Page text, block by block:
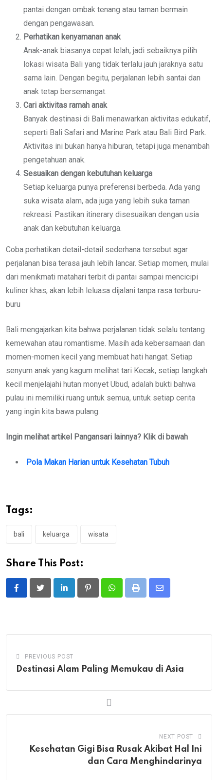
pantai dengan ombak tenang atau taman bermain
dengan pengawasan.
Perhatikan kenyamanan anak
Anak-anak biasanya cepat lelah, jadi sebaiknya pilih
lokasi wisata Bali yang tidak terlalu jauh jaraknya satu
sama lain. Dengan begitu, perjalanan lebih santai dan
anak tetap bersemangat.
Cari aktivitas ramah anak
Banyak destinasi di Bali menawarkan aktivitas edukatif,
seperti Bali Safari and Marine Park atau Bali Bird Park.
Aktivitas ini bukan hanya hiburan, tetapi juga menambah
pengetahuan anak.
Sesuaikan dengan kebutuhan keluarga
Setiap keluarga punya preferensi berbeda. Ada yang
suka wisata alam, ada juga yang lebih suka taman
rekreasi. Pastikan itinerary disesuaikan dengan usia
anak dan kebutuhan keluarga.
Coba perhatikan detail-detail sederhana tersebut agar
perjalanan bisa terasa jauh lebih lancar. Setiap momen, mulai
dari menikmati matahari terbit di pantai sampai mencicipi
kuliner khas, akan lebih leluasa dijalani tanpa rasa terburu-
buru
Bali mengajarkan kita bahwa perjalanan tidak selalu tentang
kemewahan atau romantisme. Masih ada kebersamaan dan
momen-momen kecil yang membuat hati hangat. Setiap
senyum anak yang kagum melihat tari Kecak, setiap langkah
kecil menjelajahi hutan monyet Ubud, adalah bukti bahwa
pulau ini memiliki ruang untuk semua, untuk setiap cerita
yang ingin kita bawa pulang.
Ingin melihat artikel Pangansari lainnya? Klik di bawah
Pola Makan Harian untuk Kesehatan Tubuh
Tags:
bali keluarga wisata
Share This Post:
LinkedIn PinterestWhatsappPrint
Share
PREVIOUS POST
Destinasi Alam Paling Memukau di Asia
NEXT POST
Kesehatan Gigi Bisa Rusak Akibat Hal Ini
dan Cara Menghindarinya